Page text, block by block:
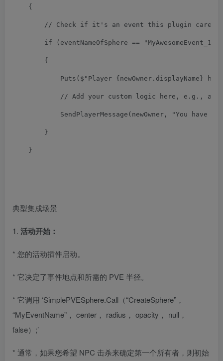
{
// Check if it's an event this plugin cares
if ( eventNameOfSphere == "MyAwesomeEvent_1"
{
Puts ( $ "Player {newOwner.displayName}
// Add your custom logic here, e.g.,
SendPlayerMessage ( newOwner , "You have
}
}
典型集成场景
1. 活动开始：
* 您的活动插件启动。
* 它决定了事件地点和所需的 PVE 半径。
* 它调用 ‘SimplePVESphere.Call（“CreateSphere”，
“MyEventName”， center， radius， opacity， null，
false）;’
* 通常，如果您希望 NPC 击杀来确定第一个所有者，则初始